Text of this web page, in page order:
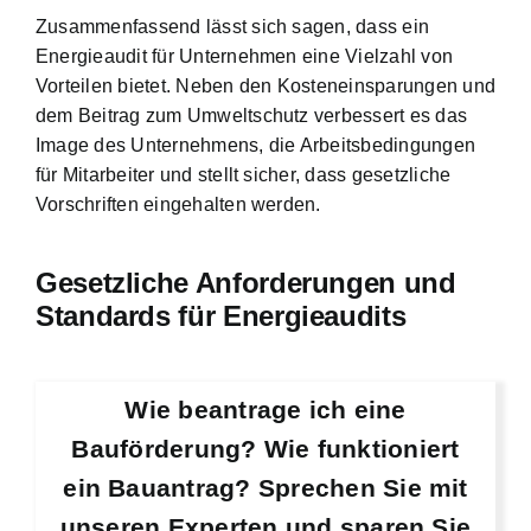
Zusammenfassend lässt sich sagen, dass ein
Energieaudit für Unternehmen eine Vielzahl von
Vorteilen bietet. Neben den Kosteneinsparungen und
dem Beitrag zum Umweltschutz verbessert es das
Image des Unternehmens, die Arbeitsbedingungen
für Mitarbeiter und stellt sicher, dass gesetzliche
Vorschriften eingehalten werden.
Gesetzliche Anforderungen und
Standards für Energieaudits
Wie beantrage ich eine
Bauförderung? Wie funktioniert
ein Bauantrag? Sprechen Sie mit